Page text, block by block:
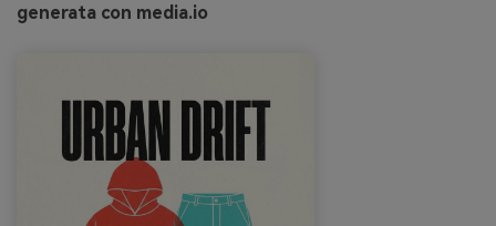
generata con media.io